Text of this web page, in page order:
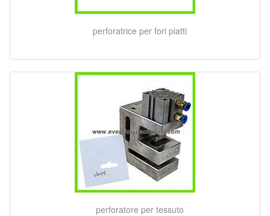
perforatrice per fori piatti
perforatore per tessuto